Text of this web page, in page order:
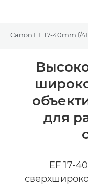
Canon EF 17-40mm f/
Общая информация
Технические
для
EF 17-